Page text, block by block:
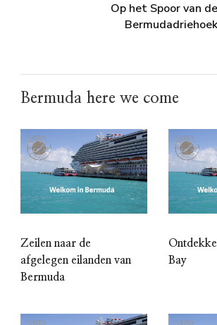
Op het Spoor van de
Bermudadriehoek
Bermuda here we come
Zeilen naar de
afgelegen eilanden van
Bermuda
Bay